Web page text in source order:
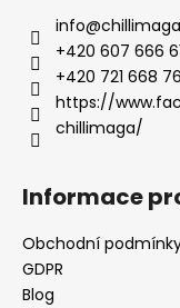
info@
+420 607 666
+420 721 668
https://
chillimaga/
Informace
Obchodní
GDPR
Blog